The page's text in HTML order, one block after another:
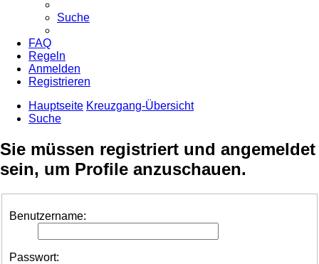
Suche
FAQ
Regeln
Anmelden
Registrieren
Hauptseite Kreuzgang-Übersicht
Suche
Sie müssen registriert und angemeldet
sein, um Profile anzuschauen.
Benutzername:
Passwort: